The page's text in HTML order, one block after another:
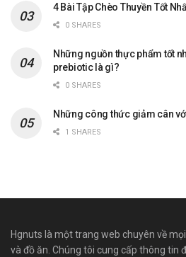
4 Bài Tập Chèo Thuyền Tốt
0 SHARES
Những nguồn thực phẩm tốt
prebiotic là gì?
0 SHARES
Những công thức giảm cân
1 SHARES
Hgnuts là một trang web chuyên về
và đồ ăn. Chúng tôi cung cấp thông tin